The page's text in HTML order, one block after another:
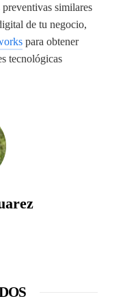
preventivas similares
de tu negocio,
para obtener
tecnológicas